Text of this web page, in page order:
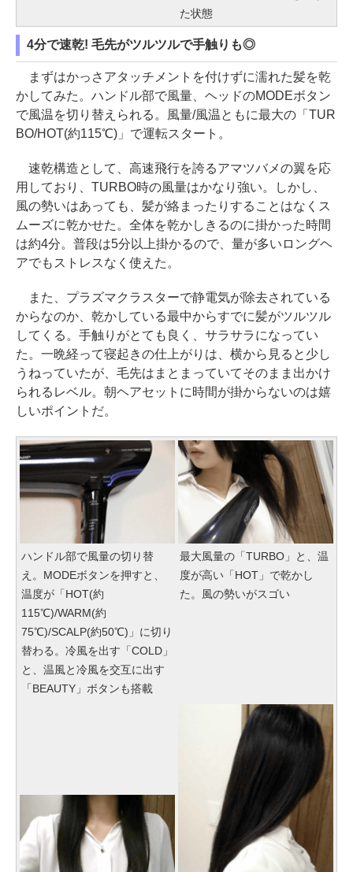
た状態
4分で速乾! 毛先がツルツルで手触りも◎
まずはかっさアタッチメントを付けずに濡れた髪を乾
かしてみた。ハンドル部で風量、ヘッドのMODEボタン
で風温を切り替えられる。風量/風温ともに最大の「TUR
BO/HOT(約115℃)」で運転スタート。
速乾構造として、高速飛行を誇るアマツバメの翼を応
用しており、TURBO時の風量はかなり強い。しかし、
風の勢いはあっても、髪が絡まったりすることはなくス
ムーズに乾かせた。全体を乾かしきるのに掛かった時間
は約4分。普段は5分以上掛かるので、量が多いロングヘ
アでもストレスなく使えた。
また、プラズマクラスターで静電気が除去されている
からなのか、乾かしている最中からすでに髪がツルツル
してくる。手触りがとても良く、サラサラになってい
た。一晩経って寝起きの仕上がりは、横から見ると少し
うねっていたが、毛先はまとまっていてそのまま出かけ
られるレベル。朝ヘアセットに時間が掛からないのは嬉
しいポイントだ。
ハンドル部で風量の切り替
え。MODEボタンを押すと、
温度が「HOT(約
115℃)/WARM(約
75℃)/SCALP(約50℃)」に切り
替わる。冷風を出す「COLD」
と、温風と冷風を交互に出す
「BEAUTY」ボタンも搭載
最大風量の「TURBO」と、温
度が高い「HOT」で乾かし
た。風の勢いがスゴい